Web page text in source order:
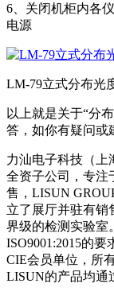
6、关闭机柜内各
电源
LM-79立式分布光
以上就是关于“分
答，如你有疑问或
力汕电子科技（上
全资子公司，专注
售，LISUN
立了展厅并驻有销
界级的检测实验室
ISO9001:2015的
CIE会员单位，所
LISUN的产品均通